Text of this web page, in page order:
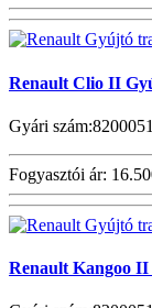
Renault Clio II
Gyári
Fogyasztói ár:
Renault Kangoo